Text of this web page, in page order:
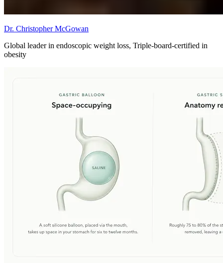
Dr. Christopher McGowan
Global leader in endoscopic weight loss, Triple-board-certified in
obesity